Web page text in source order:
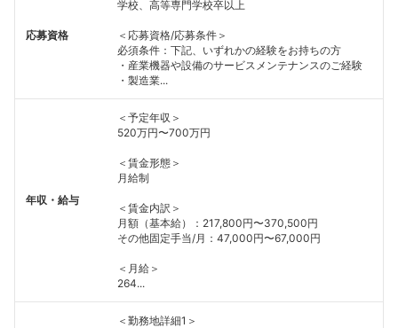
応募資格
学校、高等専門学校卒以上
＜応募資格/応募条件＞
必須条件：下記、いずれかの経験をお持ちの方
・産業機器や設備のサービスメンテナンスのご経験
・製造業...
年収・給与
＜予定年収＞
520万円〜700万円
＜賃金形態＞
月給制
＜賃金内訳＞
月額（基本給）：217,800円〜370,500円
その他固定手当/月：47,000円〜67,000円
＜月給＞
264...
＜勤務地詳細1＞